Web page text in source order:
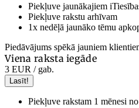
Piekļuve jaunākajiem
Piekļuve rakstu arhīvam
1x nedēļā jaunāko tēmu
Piedāvājums spēkā jauniem
Viena raksta iegāde
3 EUR / gab.
Lasīt!
Piekļuve rakstam 1 mēnesi